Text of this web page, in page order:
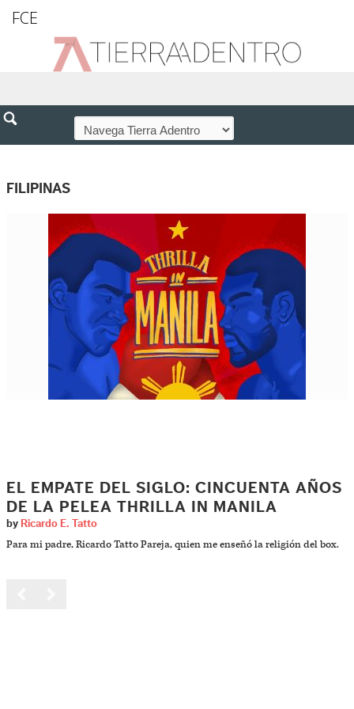
FCE
FILIPINAS
EL EMPATE DEL SIGLO: CINCUENTA AÑOS
DE LA PELEA THRILLA IN MANILA
by Ricardo E. Tatto
Para mi padre, Ricardo Tatto Pareja, quien me enseñó la religión del box.